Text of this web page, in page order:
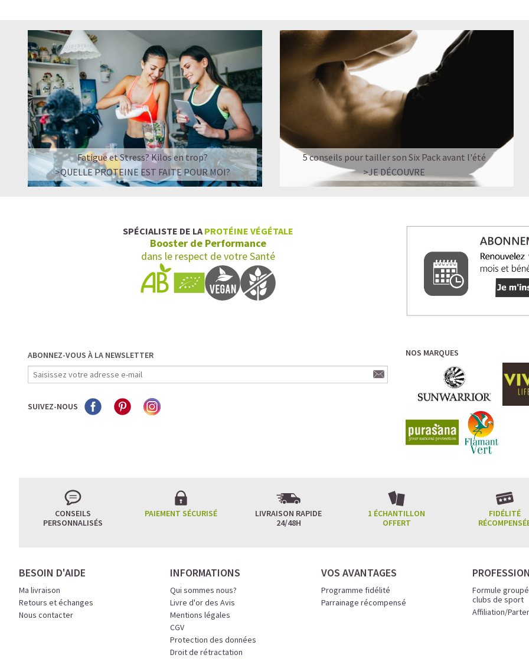
Fatigue et Stress? Kilos en trop?
>QUELLE PROTEINE EST FAITE POUR MOI?
5 conseils pour tailler son Six Pack avant l'été
>JE DÉCOUVRE
SPÉCIALISTE DE LA PROTÉINE VÉGÉTALE
Booster de Performance
dans le respect de votre Santé
ABONNEZ-VOUS À LA NEWSLETTER
SUIVEZ-NOUS
NOS MARQUES
CONSEILS
PERSONNALISÉS
PAIEMENT SÉCURISÉ
LIVRAISON RAPIDE
24/48H
1 ÉCHANTILLON
OFFERT
FIDÉLITÉ
BESOIN D'AIDE
Ma livraison
Retours et échanges
Nous contacter
INFORMATIONS
Qui sommes nous?
Livre d'or des Avis
Mentions légales
CGV
Protection des données
Droit de rétractation
VOS AVANTAGES
Programme fidélité
Parrainage récompensé
Formule
clubs de sport
Affiliation/